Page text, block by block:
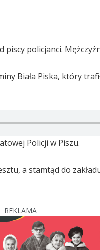
policjanci.
Biała Piska, który
Policji w Piszu.
a stamtąd do
REKLAMA